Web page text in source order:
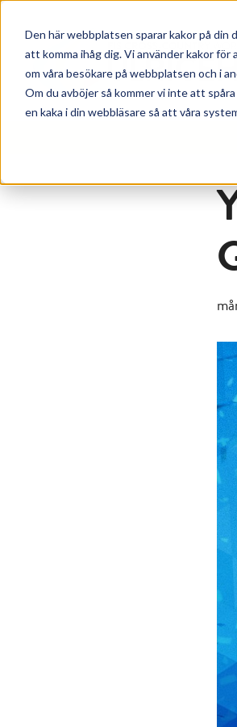
Den här webbplatsen sparar kakor på
att komma ihåg dig. Vi använder kakor
om våra besökare på webbplatsen och i
Om du avböjer så kommer vi inte att
en kaka i din webbläsare så att våra